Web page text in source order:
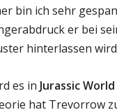
bin ich sehr
er bei
hinterlassen
es in Jurassic
hat Trevorrow